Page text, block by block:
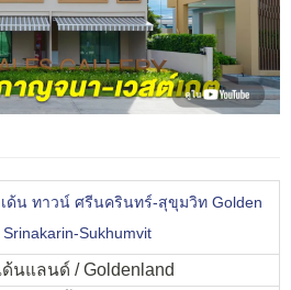
ด้น ทาวน์ ศรีนครินทร์-สุขุมวิท Golden
Srinakarin-Sukhumvit
ด้นแลนด์ / Goldenland